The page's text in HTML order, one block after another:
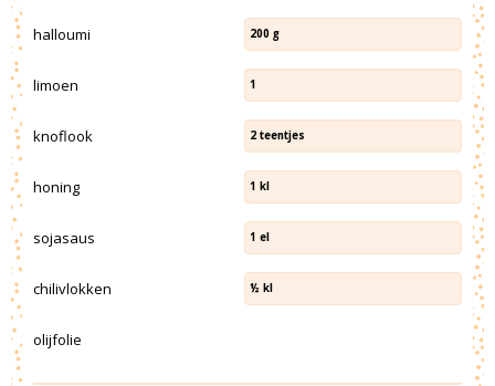
halloumi 200 g
limoen 1
knoflook 2 teentjes
honing 1 kl
sojasaus 1 el
chilivlokken ½ kl
olijfolie